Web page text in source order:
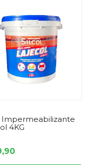
Impermeabilizante
4KG